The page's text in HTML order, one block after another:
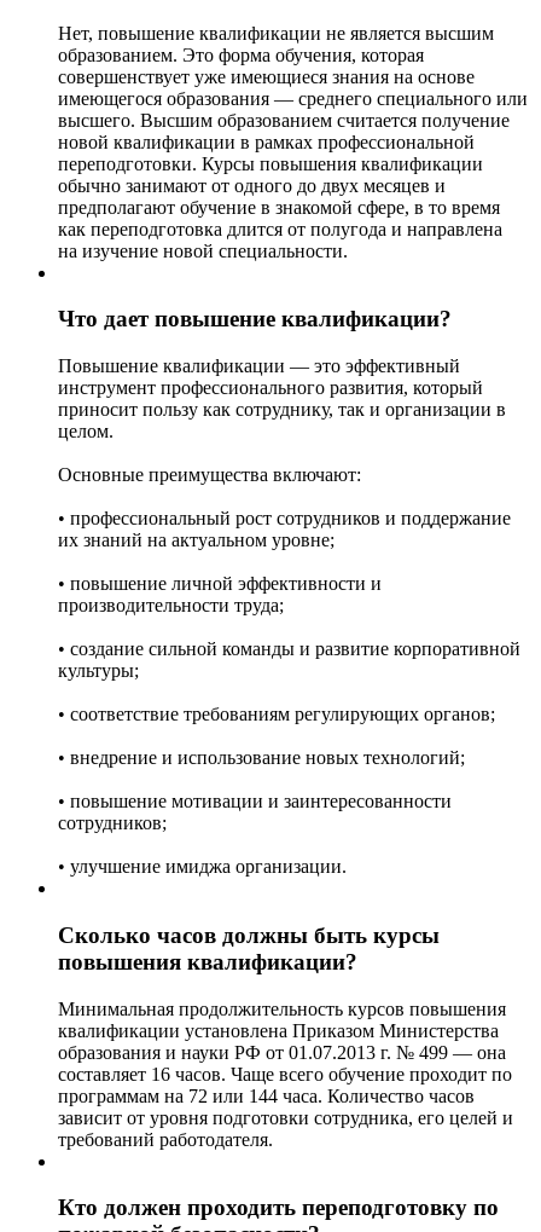
Нет, повышение квалификации не является высшим
образованием. Это форма обучения, которая
совершенствует уже имеющиеся знания на основе
имеющегося образования — среднего специального или
высшего. Высшим образованием считается получение
новой квалификации в рамках профессиональной
переподготовки. Курсы повышения квалификации
обычно занимают от одного до двух месяцев и
предполагают обучение в знакомой сфере, в то время
как переподготовка длится от полугода и направлена
на изучение новой специальности.
Что дает повышение квалификации?
Повышение квалификации — это эффективный
инструмент профессионального развития, который
приносит пользу как сотруднику, так и организации в
целом.
Основные преимущества включают:
• профессиональный рост сотрудников и поддержание
их знаний на актуальном уровне;
• повышение личной эффективности и
производительности труда;
• создание сильной команды и развитие корпоративной
культуры;
• соответствие требованиям регулирующих органов;
• внедрение и использование новых технологий;
• повышение мотивации и заинтересованности
сотрудников;
• улучшение имиджа организации.
Сколько часов должны быть курсы
повышения квалификации?
Минимальная продолжительность курсов повышения
квалификации установлена Приказом Министерства
образования и науки РФ от 01.07.2013 г. № 499 — она
составляет 16 часов. Чаще всего обучение проходит по
программам на 72 или 144 часа. Количество часов
зависит от уровня подготовки сотрудника, его целей и
требований работодателя.
Кто должен проходить переподготовку по